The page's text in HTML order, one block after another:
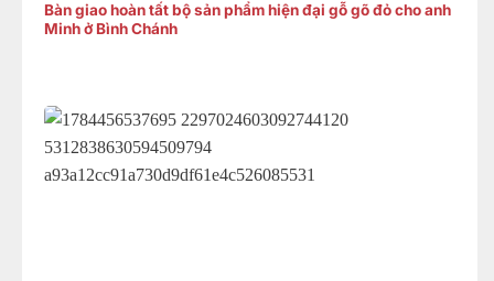
Bàn giao hoàn tất bộ sản phẩm hiện đại gỗ gõ đỏ cho anh
Minh ở Bình Chánh